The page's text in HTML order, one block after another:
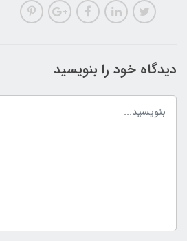
دیدگاه خود را بنویسید